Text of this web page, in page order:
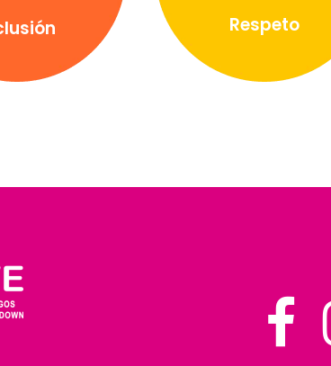
Respeto